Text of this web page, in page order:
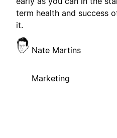
term health and success
it.
Nate Martins
Marketing